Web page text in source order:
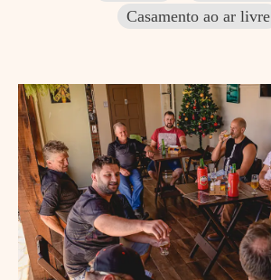
Casamento ao ar livre